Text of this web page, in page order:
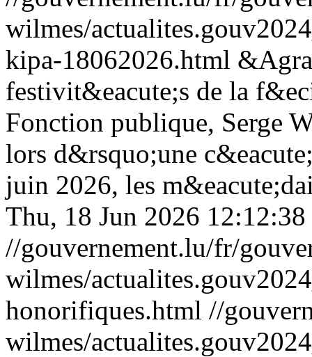
wilmes/
kipa-18062026.html
festivit&eacute;s de la
Fonction publique, Serge
lors d&rsquo;une
juin 2026, les
Thu, 18 Jun 2026
//gouvernement.lu/fr/
wilmes/
honorifiques.html //
wilmes/